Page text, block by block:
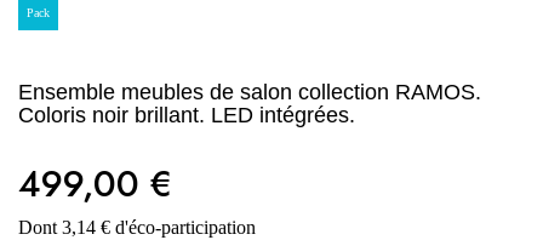
Pack
Ensemble meubles de salon collection RAMOS.
Coloris noir brillant. LED intégrées.
499,00 €
Dont 3,14 € d'éco-participation